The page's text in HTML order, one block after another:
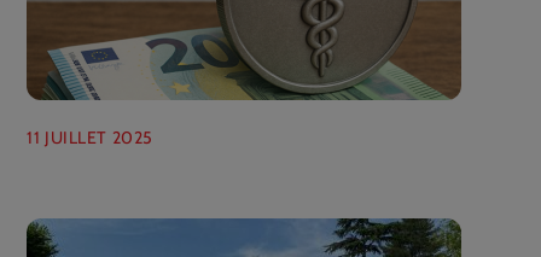
11 JUILLET 2025